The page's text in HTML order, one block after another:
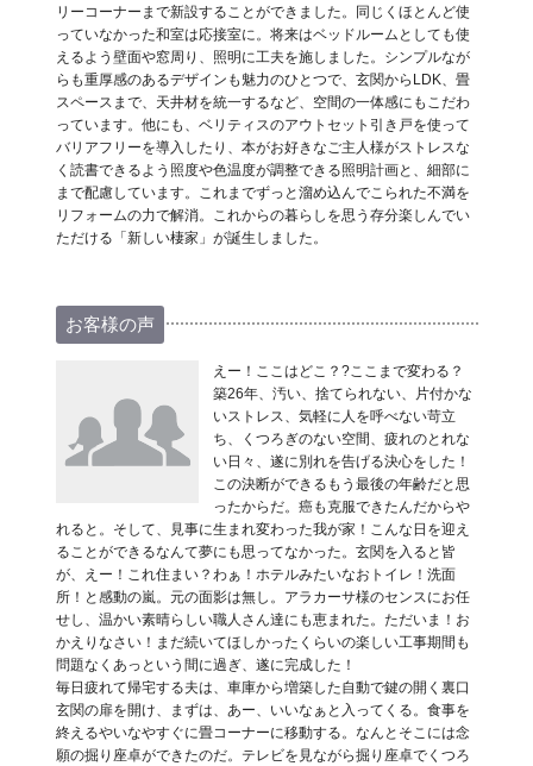
リーコーナーまで新設することができました。同じくほとんど使
っていなかった和室は応接室に。将来はベッドルームとしても使
えるよう壁面や窓周り、照明に工夫を施しました。シンプルなが
らも重厚感のあるデザインも魅力のひとつで、玄関からLDK、畳
スペースまで、天井材を統一するなど、空間の一体感にもこだわ
っています。他にも、ベリティスのアウトセット引き戸を使って
バリアフリーを導入したり、本がお好きなご主人様がストレスな
く読書できるよう照度や色温度が調整できる照明計画と、細部に
まで配慮しています。これまでずっと溜め込んでこられた不満を
リフォームの力で解消。これからの暮らしを思う存分楽しんでい
ただける「新しい棲家」が誕生しました。
お客様の声
えー！ここはどこ？?ここまで変わる？
築26年、汚い、捨てられない、片付かな
いストレス、気軽に人を呼べない苛立
ち、くつろぎのない空間、疲れのとれな
い日々、遂に別れを告げる決心をした！
この決断ができるもう最後の年齢だと思
ったからだ。癌も克服できたんだからや
れると。そして、見事に生まれ変わった我が家！こんな日を迎え
ることができるなんて夢にも思ってなかった。玄関を入ると皆
が、えー！これ住まい？わぁ！ホテルみたいなおトイレ！洗面
所！と感動の嵐。元の面影は無し。アラカーサ様のセンスにお任
せし、温かい素晴らしい職人さん達にも恵まれた。ただいま！お
かえりなさい！まだ続いてほしかったくらいの楽しい工事期間も
問題なくあっという間に過ぎ、遂に完成した！
毎日疲れて帰宅する夫は、車庫から増築した自動で鍵の開く裏口
玄関の扉を開け、まずは、あー、いいなぁと入ってくる。食事を
終えるやいなやすぐに畳コーナーに移動する。なんとそこには念
願の掘り座卓ができたのだ。テレビを見ながら掘り座卓でくつろ